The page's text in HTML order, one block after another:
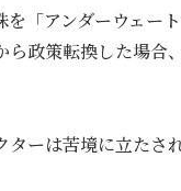
を「アンダーウェー
ら政策転換した場
ターは苦境に立たさ